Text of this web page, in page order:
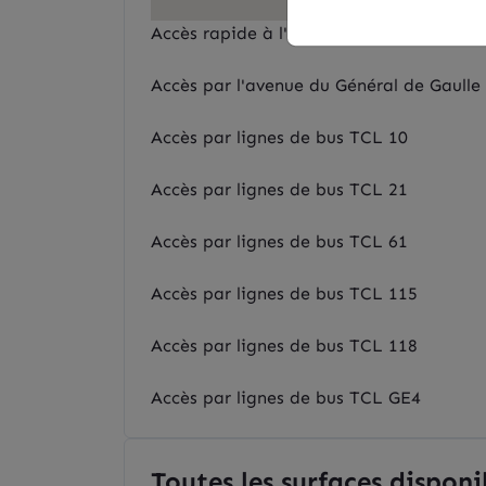
Accès rapide à l'autoroute A6
Accès par l'avenue du Général de Gaulle
Accès par lignes de bus TCL 10
Accès par lignes de bus TCL 21
Accès par lignes de bus TCL 61
Accès par lignes de bus TCL 115
Accès par lignes de bus TCL 118
Accès par lignes de bus TCL GE4